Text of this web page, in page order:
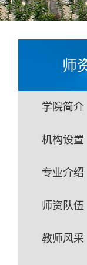
师
学院简介
机构设置
专业介绍
师资队伍
教师风采